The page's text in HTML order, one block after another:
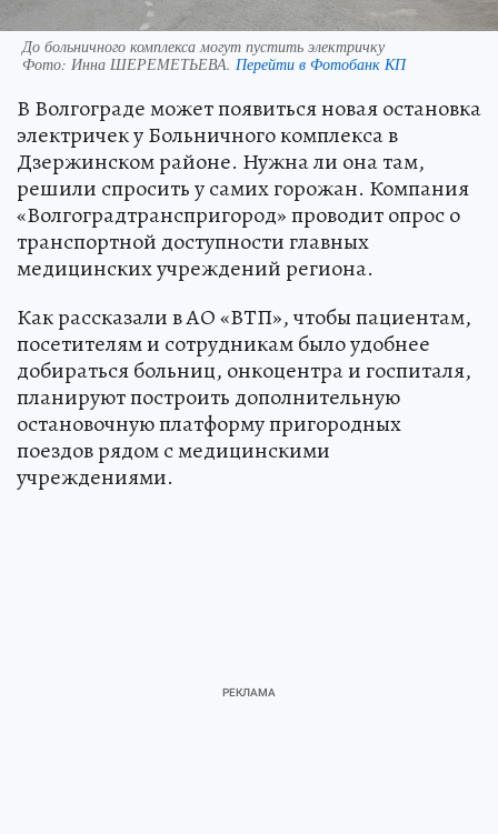
До больничного комплекса могут пустить электричку
Фото: Инна ШЕРЕМЕТЬЕВА. Перейти в Фотобанк КП
В Волгограде может появиться новая остановка
электричек у Больничного комплекса в
Дзержинском районе. Нужна ли она там,
решили спросить у самих горожан. Компания
«Волгоградтранспригород» проводит опрос о
транспортной доступности главных
медицинских учреждений региона.
Как рассказали в АО «ВТП», чтобы пациентам,
посетителям и сотрудникам было удобнее
добираться больниц, онкоцентра и госпиталя,
планируют построить дополнительную
остановочную платформу пригородных
поездов рядом с медицинскими
учреждениями.